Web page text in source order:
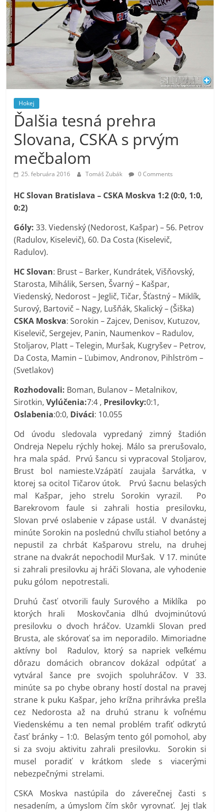
Hokej
Ďalšia tesná prehra
Slovana, CSKA s prvým
mečbalom
25. februára 2016 Tomáš Zubák 0 Comments
HC Slovan Bratislava – CSKA Moskva 1:2 (0:0, 1:0,
0:2)
Góly: 33. Viedenský (Nedorost, Kašpar) – 56. Petrov
(Radulov, Kiselevič), 60. Da Costa (Kiselevič,
Radulov).
HC Slovan: Brust – Barker, Kundrátek, Višňovský,
Starosta, Mihálik, Sersen, Švarný – Kašpar,
Viedenský, Nedorost – Jeglič, Tičar, Šťastný – Miklík,
Surový, Bartovič – Nagy, Lušňák, Skalický – (Šiška)
CSKA Moskva: Sorokin – Zajcev, Denisov, Kutuzov,
Kiselevič, Sergejev, Panin, Naumenkov – Radulov,
Stoljarov, Platt – Telegin, Muršak, Kugryšev – Petrov,
Da Costa, Mamin – Ľubimov, Andronov, Pihlström –
(Svetlakov)
Rozhodovali: Boman, Bulanov – Metalnikov,
Sirotkin,Vylúčenia:7:4 , Presilovky:0:1,
Oslabenia:0:0, Diváci: 10.055
Od úvodu sledovala vypredaný zimný štadión
Ondreja Nepelu rýchly hokej. Málo sa prerušovalo,
hra mala spád. Prvú šancu si vypracoval Stoljarov,
Brust bol namieste.Vzápätí zaujala šarvátka, v
ktorej sa ocitol Tičarov útok. Prvú šacnu belasých
mal Kašpar, jeho strelu Sorokin vyrazil. Po
Barekrovom faule si zahrali hostia presilovku,
Slovan prvé oslabenie v zápase ustál. V dvanástej
minúte Sorokin na poslednú chvíľu stiahol betóny a
nepustil za chrbát Kašparovu strelu, na druhej
strane na dvakrát nepochodil Muršak. V 17. minúte
si zahrali presilovku aj hráči Slovana, ale vyhodenie
puku gólom nepotrestali.
Druhú časť otvorili fauly Surového a Miklíka po
ktorých hrali Moskovčania dlhú dvojminútovú
presilovku o dvoch hráčov. Uzamkli Slovan pred
Brusta, ale skórovať sa im neporadilo. Mimoriadne
aktívny bol Radulov, ktorý sa napriek veľkému
dôrazu domácich obrancov dokázal odpútať a
vytváral šance pre svojich spoluhráčov. V 33.
minúte sa po chybe obrany hostí dostal na pravej
strane k puku Kašpar, jeho krížna prihrávka prešla
cez Nedorosta až na druhú stranu k voľnému
Viedenskému a ten nemal problém trafiť odkrytú
časť bránky – 1:0. Belasým tento gól pomohol, aby
si za svoju aktivitu zahrali presilovku. Sorokin si
musel poradiť v krátkom slede s viacerými
nebezpečnými strelami.
CSKA Moskva nastúpila do záverečnej časti s
nesadením, a úmyslom čím skôr vyrovnať. Jej tlak